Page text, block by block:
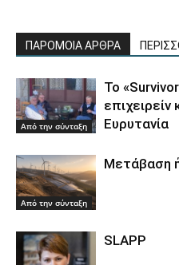
ΠΑΡΟΜΟΙΑ ΑΡΘΡΑ
Από την σύνταξη
Το
επιχειρείν
Ευρυτανία
Από την σύνταξη
Μετάβαση
SLAPP